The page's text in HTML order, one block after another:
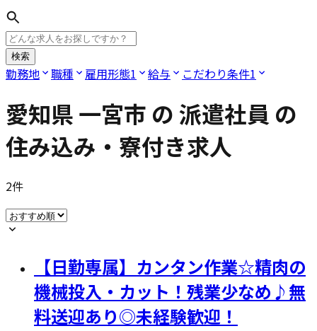
検索
勤務地 職種 雇用形態1 給与 こだわり条件1
愛知県 一宮市 の派遣社員 の
住み込み・寮付き求人
2件
【日勤専属】カンタン作業☆精肉の
機械投入・カット！残業少なめ♪無
料送迎あり◎未経験歓迎！